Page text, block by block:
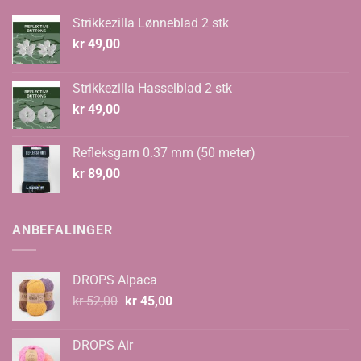
Strikkezilla Lønneblad 2 stk
kr 49,00
Strikkezilla Hasselblad 2 stk
kr 49,00
Refleksgarn 0.37 mm (50 meter)
kr 89,00
ANBEFALINGER
DROPS Alpaca
kr52,00 Opprinnelig
kr 52,00.
kr45,00Nåværende
DROPS Air